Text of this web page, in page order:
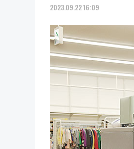
2023.09.22 16:09